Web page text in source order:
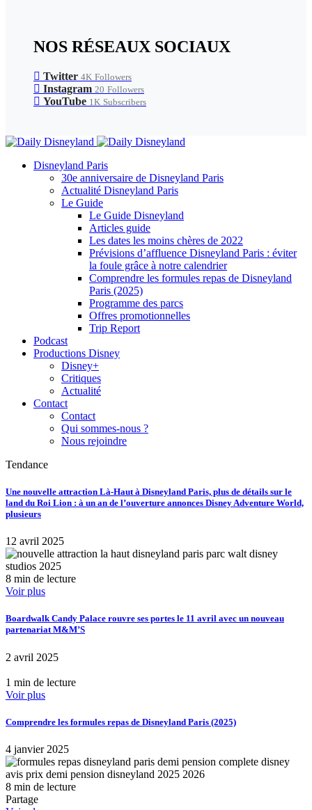
NOS RÉSEAUX SOCIAUX
Twitter 4K Followers
Instagram 20 Followers
YouTube 1K Subscribers
Disneyland Paris
30e anniversaire de Disneyland Paris
Actualité Disneyland Paris
Le Guide
Le Guide Disneyland
Articles guide
Les dates les moins chères de 2022
Prévisions d’affluence Disneyland Paris : éviter
la foule grâce à notre calendrier
Comprendre les formules repas de Disneyland
Paris (2025)
Programme des parcs
Offres promotionnelles
Trip Report
Podcast
Productions Disney
Disney+
Critiques
Actualité
Contact
Contact
Qui sommes-nous ?
Nous rejoindre
Tendance
Une nouvelle attraction Là-Haut à Disneyland Paris, plus de détails sur le
land du Roi Lion : à un an de l’ouverture annonces Disney Adventure World,
plusieurs
12 avril 2025
8 min de lecture
Voir plus
Boardwalk Candy Palace rouvre ses portes le 11 avril avec un nouveau
partenariat M&M’S
2 avril 2025
1 min de lecture
Voir plus
Comprendre les formules repas de Disneyland Paris (2025)
4 janvier 2025
8 min de lecture
Partage